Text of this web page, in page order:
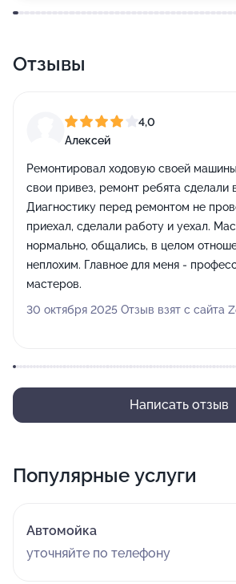
Отзывы
4,0
Алексей
Ремонтировал ходовую своей
свои привез, ремонт ребята сделали
Диагностику перед ремонтом не
приехал, сделали работу и уехал.
нормально, общались, в целом
неплохим. Главное для меня -
мастеров.
30 октября 2025 Отзыв взят с сайта
Написать отзыв
Популярные услуги
Автомойка
уточняйте по телефону